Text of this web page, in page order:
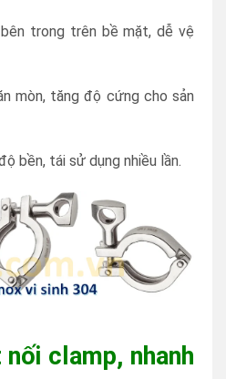
trong trên bề mặt, dễ vệ
mòn, tăng độ cứng cho sản
bền, tái sử dụng nhiều lần.
nối clamp, nhanh